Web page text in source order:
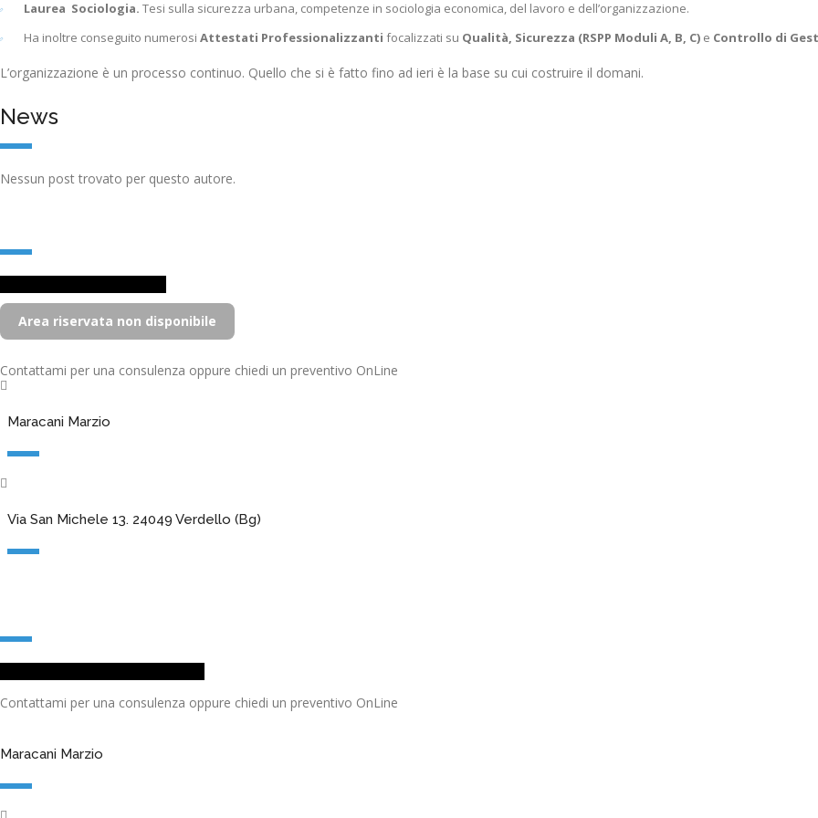
Laurea Sociologia. Tesi sulla sicurezza urbana, competenze in sociologia economica, del lavoro e dell’organizzazione.
Ha inoltre conseguito numerosi Attestati Professionalizzanti focalizzati su Qualità, Sicurezza (RSPP Moduli A, B, C) e Controllo di
L’organizzazione è un processo continuo. Quello che si è fatto fino ad ieri è la base su cui costruire il domani.
News
Nessun post trovato per questo autore.
Area riservata non disponibile
Contattami per una consulenza oppure chiedi un preventivo OnLine
Maracani Marzio
Via San Michele 13. 24049 Verdello (Bg)
Contattami per una consulenza oppure chiedi un preventivo OnLine
Maracani Marzio